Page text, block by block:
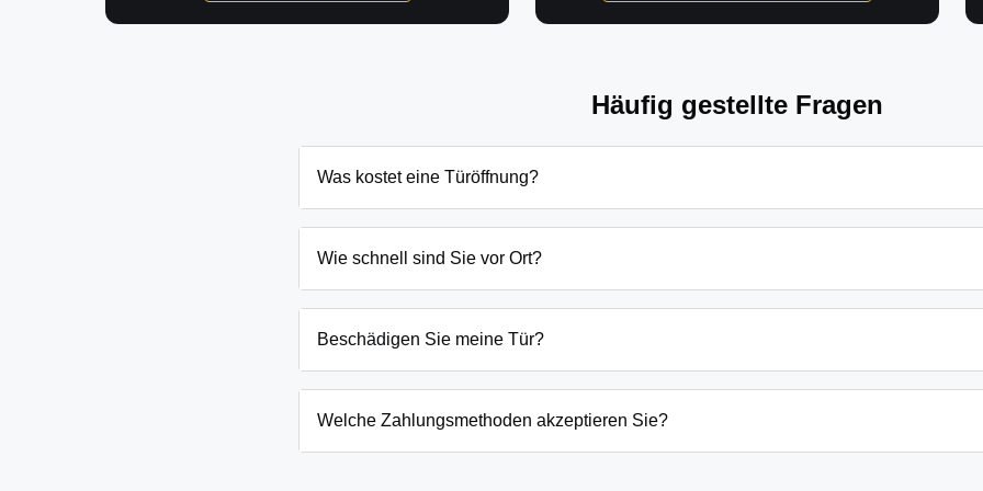
Häufig gestellte Fragen
Was kostet eine Türöffnung?
Tür und Schließanlage. Grundsätzlich beginnen unsere Preise bei 69€ tagsüber für
Wie schnell sind Sie vor Ort?
wie eingesperrten Kindern oder laufenden Gefahrenquellen auch schneller.
Beschädigen Sie meine Tür?
absoluten Ausnahmefällen, wenn keine andere Möglichkeit besteht, müssen wir das
Welche Zahlungsmethoden akzeptieren Sie?